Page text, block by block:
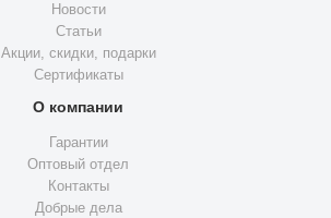
Новости
Статьи
Акции, скидки, подарки
Сертификаты
О компании
Гарантии
Оптовый отдел
Контакты
Добрые дела